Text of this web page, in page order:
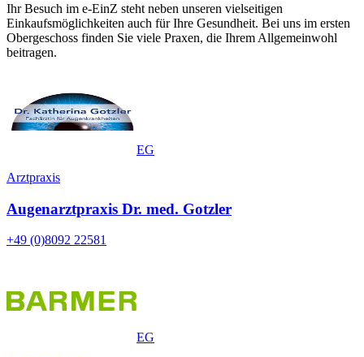
Ihr Besuch im e-EinZ steht neben unseren vielseitigen
Einkaufsmöglichkeiten auch für Ihre Gesundheit. Bei uns im ersten
Obergeschoss finden Sie viele Praxen, die Ihrem Allgemeinwohl
beitragen.
EG
Arztpraxis
Augenarztpraxis Dr. med. Gotzler
+49 (0)8092 22581
EG